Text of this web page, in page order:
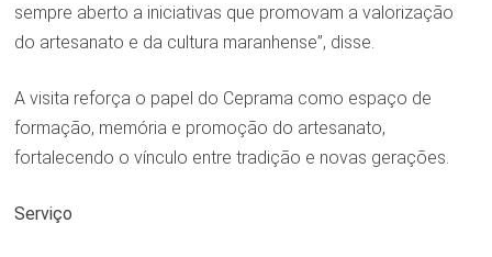
sempre aberto a iniciativas que promovam a valorização
do artesanato e da cultura maranhense”, disse.
A visita reforça o papel do Ceprama como espaço de
formação, memória e promoção do artesanato,
fortalecendo o vínculo entre tradição e novas gerações.
Serviço